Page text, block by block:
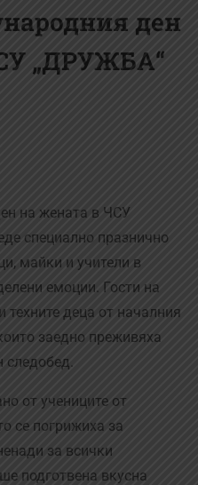
ден
„ДРУЖБА“
на жената в ЧСУ
специално празнично
майки и учители в
емоции. Гости на
деца от началния
заедно преживяха
следобед.
от учениците от
се погрижиха за
за всички
подготвена вкусна